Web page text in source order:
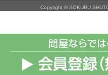
Copyright © KOKUBU